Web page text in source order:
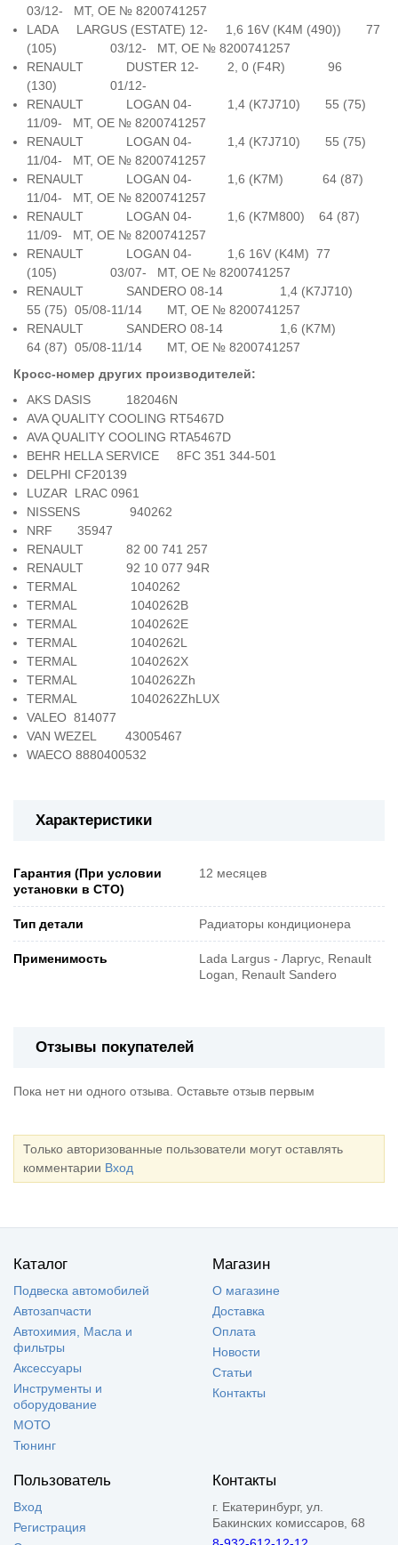
03/12- МT, OE № 8200741257
LADA LARGUS (ESTATE) 12- 1,6 16V (K4M (490)) 77
(105) 03/12- МT, OE № 8200741257
RENAULT DUSTER 12- 2, 0 (F4R) 96
(130) 01/12-
RENAULT LOGAN 04- 1,4 (K7J710) 55 (75)
11/09- МT, OE № 8200741257
RENAULT LOGAN 04- 1,4 (K7J710) 55 (75)
11/04- МT, OE № 8200741257
RENAULT LOGAN 04- 1,6 (K7M) 64 (87)
11/04- МT, OE № 8200741257
RENAULT LOGAN 04- 1,6 (K7M800) 64 (87)
11/09- МT, OE № 8200741257
RENAULT LOGAN 04- 1,6 16V (K4M) 77
(105) 03/07- МT, OE № 8200741257
RENAULT SANDERO 08-14 1,4 (K7J710)
55 (75) 05/08-11/14 МT, OE № 8200741257
RENAULT SANDERO 08-14 1,6 (K7M)
64 (87) 05/08-11/14 МT, OE № 8200741257
Кросс-номер других производителей:
AKS DASIS 182046N
AVA QUALITY COOLING RT5467D
AVA QUALITY COOLING RTA5467D
BEHR HELLA SERVICE 8FC 351 344-501
DELPHI CF20139
LUZAR LRAC 0961
NISSENS 940262
NRF 35947
RENAULT 82 00 741 257
RENAULT 92 10 077 94R
TERMAL 1040262
TERMAL 1040262B
TERMAL 1040262E
TERMAL 1040262L
TERMAL 1040262X
TERMAL 1040262Zh
TERMAL 1040262ZhLUX
VALEO 814077
VAN WEZEL 43005467
WAECO 8880400532
Характеристики
Гарантия (При условии
установки в СТО)
12 месяцев
Тип детали Радиаторы кондиционера
Применимость
Lada Largus - Ларгус, Renault
Logan, Renault Sandero
Отзывы покупателей
Пока нет ни одного отзыва. Оставьте отзыв первым
Только авторизованные пользователи могут оставлять
комментарии Вход
Каталог
Подвеска автомобилей
Автозапчасти
Автохимия, Масла и
фильтры
Аксессуары
Инструменты и
оборудование
МОТО
Тюнинг
Магазин
О магазине
Доставка
Оплата
Новости
Статьи
Контакты
Пользователь
Вход
Регистрация
Контакты
г. Екатеринбург, ул.
Бакинских комиссаров, 68